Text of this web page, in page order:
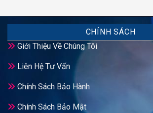
CHÍNH SÁCH
Giới Thiệu Về Chúng Tôi
Liên Hệ Tư Vấn
Chính Sách Bảo Hành
Chính Sách Bảo Mật